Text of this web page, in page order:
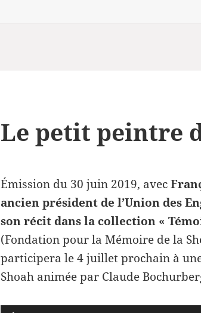
Le petit peintre
Émission du 30 juin 2019, avec
ancien président de l’Union des
son récit dans la collection «
(Fondation pour la Mémoire de la
participera le 4 juillet prochain à
Shoah animée par Claude